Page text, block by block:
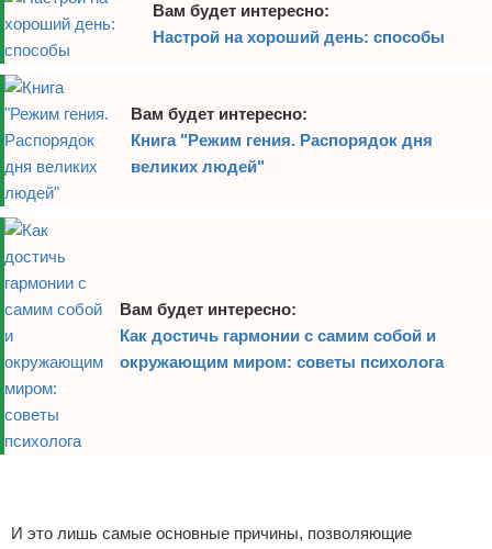
Вам будет интересно:
Настрой на хороший день: способы
Вам будет интересно:
Книга "Режим гения. Распорядок дня
великих людей"
Вам будет интересно:
Как достичь гармонии с самим собой и
окружающим миром: советы психолога
И это лишь самые основные причины, позволяющие